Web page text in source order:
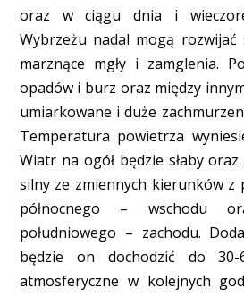
oraz w ciągu dnia i
Wybrzeżu nadal mogą
marznące mgły i zamglenia.
opadów i burz oraz między
umiarkowane i duże
Temperatura powietrza
Wiatr na ogół będzie słaby
silny ze zmiennych kierunków z
północnego – wschodu
południowego – zachodu.
będzie on dochodzić do 30-
atmosferyczne w kolejnych